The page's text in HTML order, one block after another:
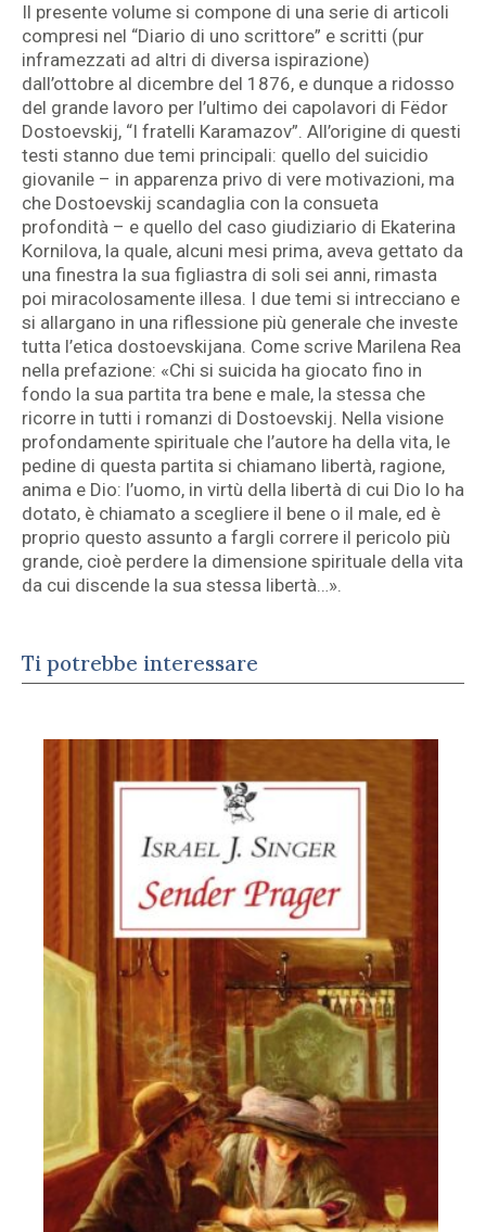
Il presente volume si compone di una serie di articoli
compresi nel “Diario di uno scrittore” e scritti (pur
inframezzati ad altri di diversa ispirazione)
dall’ottobre al dicembre del 1876, e dunque a ridosso
del grande lavoro per l’ultimo dei capolavori di Fëdor
Dostoevskij, “I fratelli Karamazov”. All’origine di questi
testi stanno due temi principali: quello del suicidio
giovanile – in apparenza privo di vere motivazioni, ma
che Dostoevskij scandaglia con la consueta
profondità – e quello del caso giudiziario di Ekaterina
Kornilova, la quale, alcuni mesi prima, aveva gettato da
una finestra la sua figliastra di soli sei anni, rimasta
poi miracolosamente illesa. I due temi si intrecciano e
si allargano in una riflessione più generale che investe
tutta l’etica dostoevskijana. Come scrive Marilena Rea
nella prefazione: «Chi si suicida ha giocato fino in
fondo la sua partita tra bene e male, la stessa che
ricorre in tutti i romanzi di Dostoevskij. Nella visione
profondamente spirituale che l’autore ha della vita, le
pedine di questa partita si chiamano libertà, ragione,
anima e Dio: l’uomo, in virtù della libertà di cui Dio lo ha
dotato, è chiamato a scegliere il bene o il male, ed è
proprio questo assunto a fargli correre il pericolo più
grande, cioè perdere la dimensione spirituale della vita
da cui discende la sua stessa libertà…».
Ti potrebbe interessare